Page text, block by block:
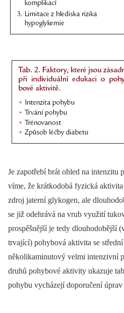
Je zapotřebí brát ohled na intenzitu
víme, že krátkodobá fyzická
zdroj jaterní glykogen, ale
se již odehrává na vrub využití
prospěšnější je tedy dlouhodobější
trvající) pohybová aktivita se
několikaminutový velmi intenzivní
druhů pohybové aktivity ukazuje
pohybu vycházejí doporučení úprav